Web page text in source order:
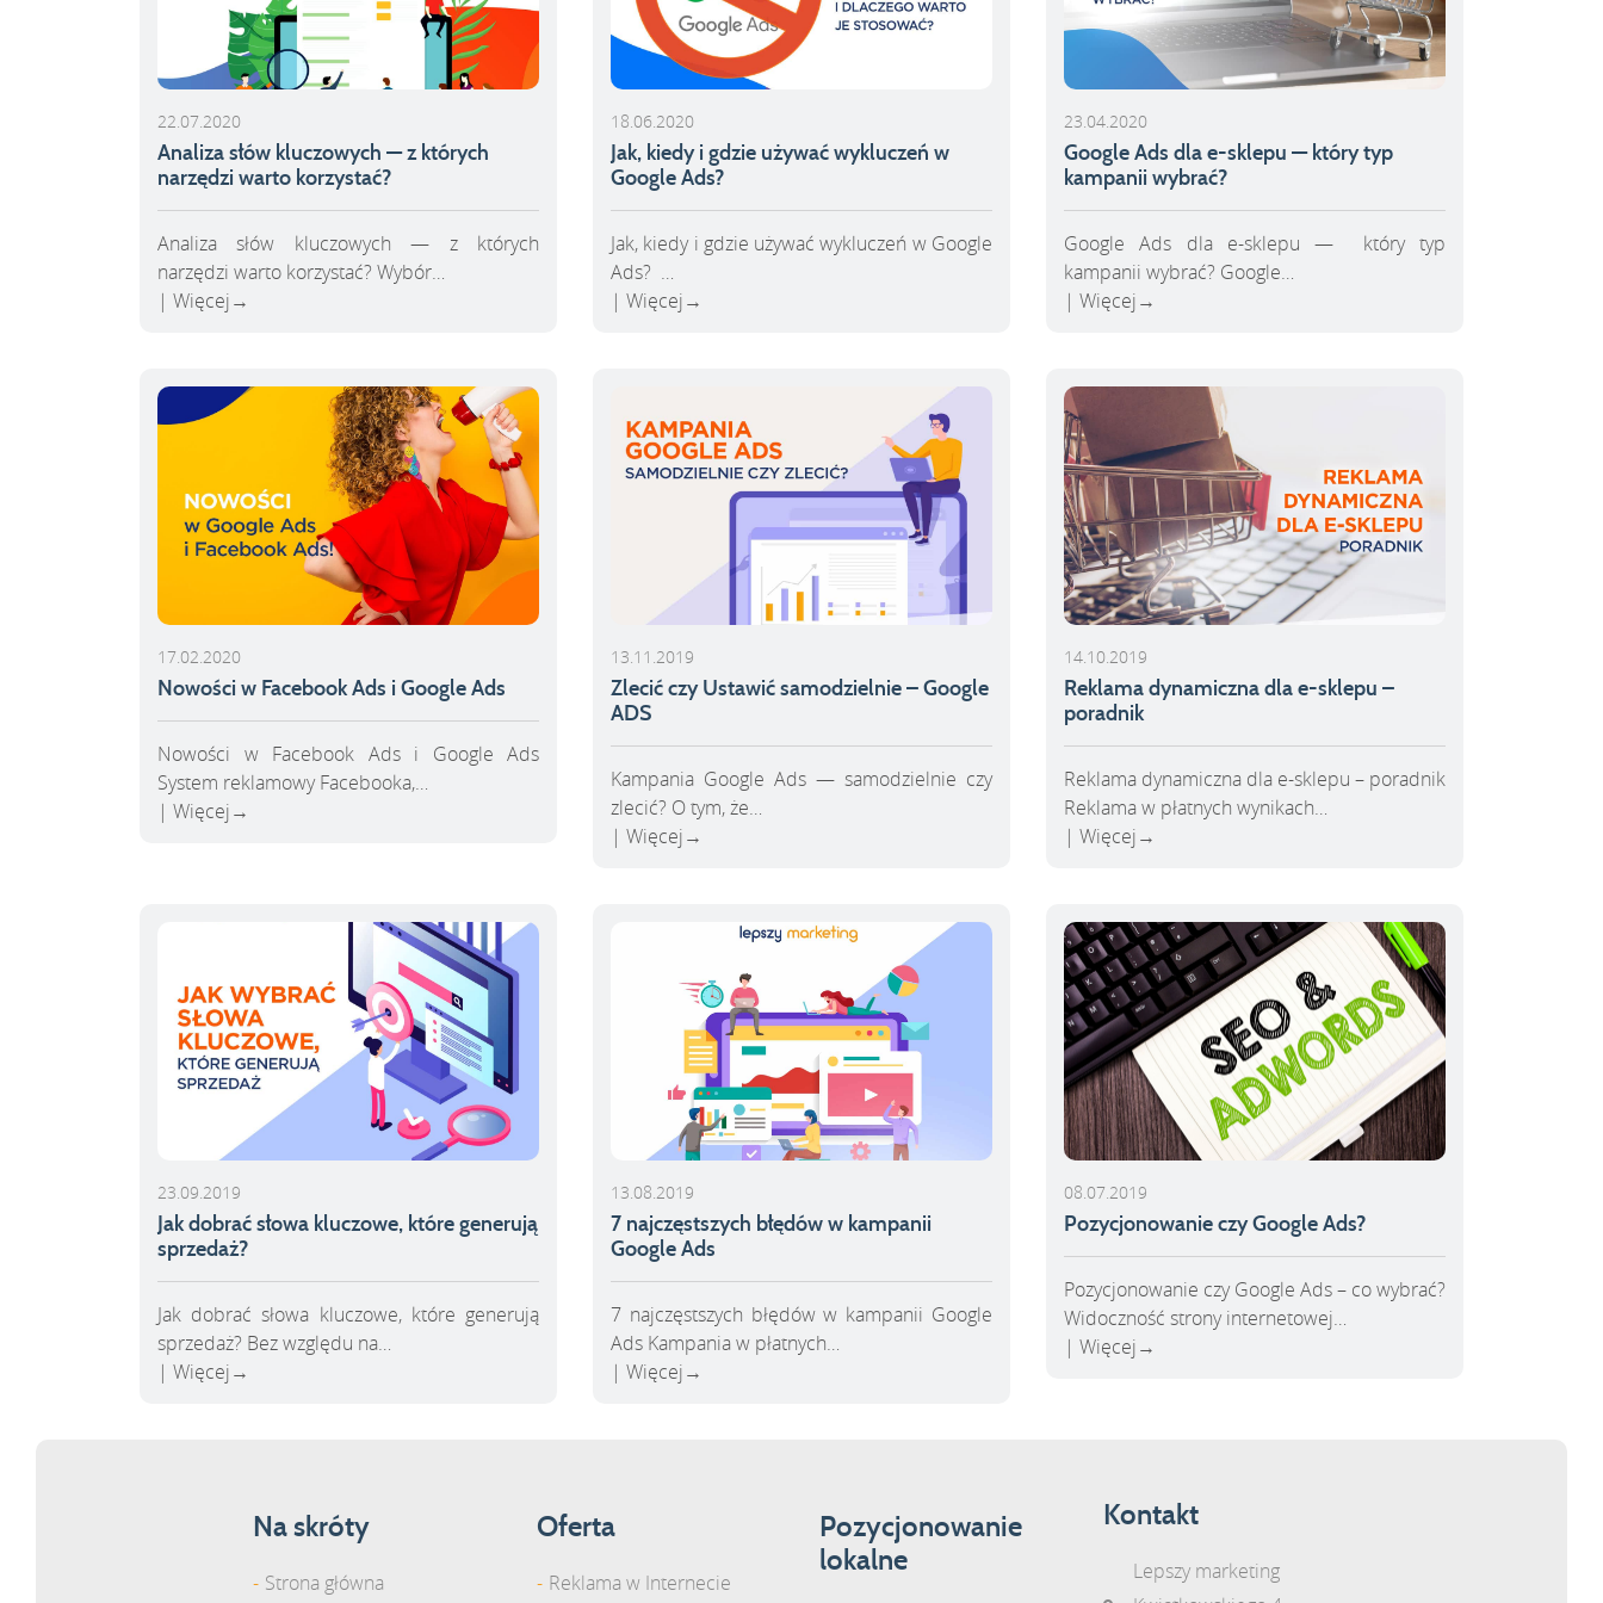
22.07.2020
Analiza słów kluczowych — z których
narzędzi warto korzystać?
Analiza słów kluczowych — z których
narzędzi warto korzystać? Wybór…
Więcej→
18.06.2020
Jak, kiedy i gdzie używać wykluczeń w
Google Ads?
Jak, kiedy i gdzie używać wykluczeń w Google
Ads? …
Więcej→
23.04.2020
Google Ads dla e-sklepu — który typ
kampanii wybrać?
Google Ads dla e-sklepu — który typ
kampanii wybrać? Google…
Więcej→
17.02.2020
Nowości w Facebook Ads i Google Ads
Nowości w Facebook Ads i Google Ads
System reklamowy Facebooka,…
Więcej→
13.11.2019
Zlecić czy Ustawić samodzielnie – Google
ADS
Kampania Google Ads — samodzielnie czy
zlecić? O tym, że…
Więcej→
14.10.2019
Reklama dynamiczna dla e-sklepu –
poradnik
Reklama dynamiczna dla e-sklepu – poradnik
Reklama w płatnych wynikach…
Więcej→
23.09.2019
Jak dobrać słowa kluczowe, które generują
sprzedaż?
Jak dobrać słowa kluczowe, które generują
sprzedaż? Bez względu na…
Więcej→
13.08.2019
7 najczęstszych błędów w kampanii
Google Ads
7 najczęstszych błędów w kampanii Google
Ads Kampania w płatnych…
Więcej→
08.07.2019
Pozycjonowanie czy Google Ads?
Pozycjonowanie czy Google Ads – co wybrać?
Widoczność strony internetowej…
Więcej→
Na skróty
Strona główna
Oferta
Reklama w Internecie
Pozycjonowanie
lokalne
Kontakt
Lepszy marketing